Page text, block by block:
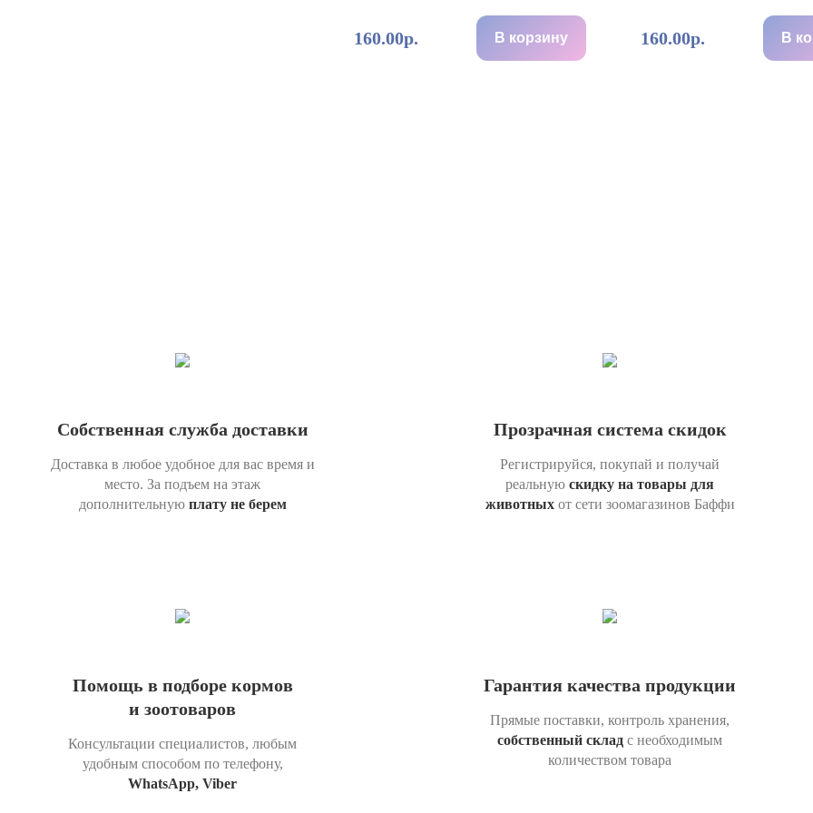
160.00р. В корзину 160.00р. В
Собственная служба доставки
Доставка в любое удобное для вас время и
место. За подъем на этаж
дополнительную плату не берем
Прозрачная система скидок
Регистрируйся, покупай и получай
реальную скидку на товары для
животных от сети зоомагазинов Баффи
Помощь в подборе кормов
и зоотоваров
Консультации специалистов, любым
удобным способом по телефону,
WhatsApp, Viber
Гарантия качества продукции
Прямые поставки, контроль хранения,
собственный склад с необходимым
количеством товара